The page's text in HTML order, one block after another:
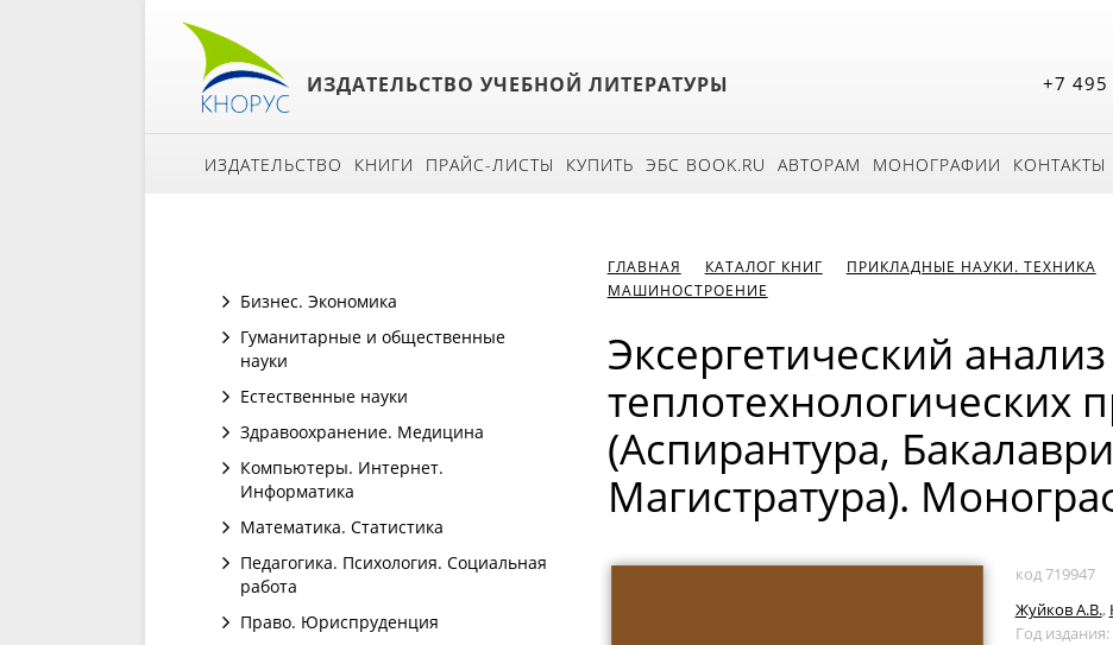
ИЗДАТЕЛЬСТВО УЧЕБНОЙ ЛИТЕРАТУРЫ +7 495
ИЗДАТЕЛЬСТВО КНИГИ ПРАЙС-ЛИСТЫ КУПИТЬ ЭБС BOOK.RU АВТОРАМ МОНОГРАФИИ КОНТАКТЫ
Бизнес. Экономика
Гуманитарные и общественные
науки
Естественные науки
Здравоохранение. Медицина
Компьютеры. Интернет.
Информатика
Математика. Статистика
Педагогика. Психология. Социальная
работа
Право. Юриспруденция
ГЛАВНАЯ КАТАЛОГ КНИГ ПРИКЛАДНЫЕ НАУКИ. ТЕХНИКА
МАШИНОСТРОЕНИЕ
Эксергетический анализ
теплотехнологических
(Аспирантура,
Магистратура).
код 719947
Жуйков А.В.,
Год издания: